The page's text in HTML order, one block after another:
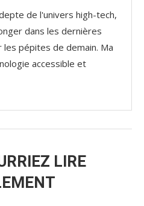
de l'univers high-tech,
dans les dernières
pépites de demain. Ma
accessible et
LIRE